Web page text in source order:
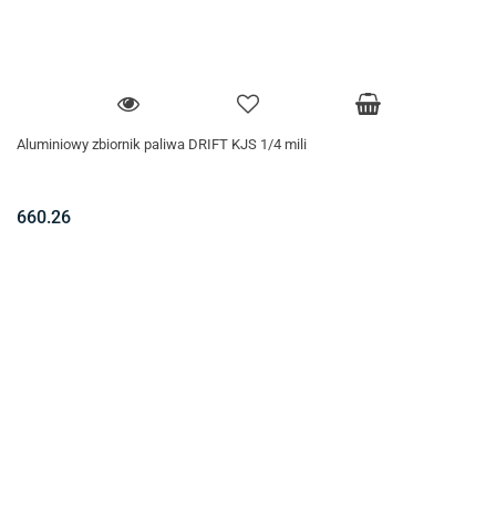
Aluminiowy zbiornik paliwa DRIFT KJS 1/4 mili
660.26